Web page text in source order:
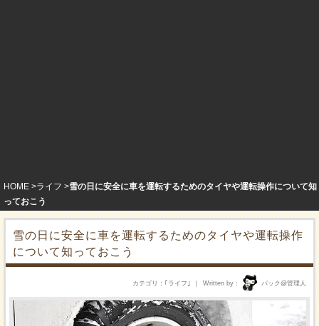
HOME ライフ
雪の日に安全に車を運転するためのタイヤや運転操作について知
っておこう
雪の日に安全に車を運転するためのタイヤや運転操作
について知っておこう
Written by パック@管理人
カテゴリ ｢ ライフ ｣